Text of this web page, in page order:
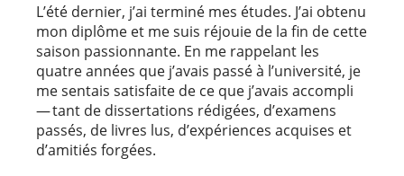
L’été dernier, j’ai terminé mes études. J’ai obtenu
mon diplôme et me suis réjouie de la fin de cette
saison passionnante. En me rappelant les
quatre années que j’avais passé à l’université, je
me sentais satisfaite de ce que j’avais accompli
— tant de dissertations rédigées, d’examens
passés, de livres lus, d’expériences acquises et
d’amitiés forgées.